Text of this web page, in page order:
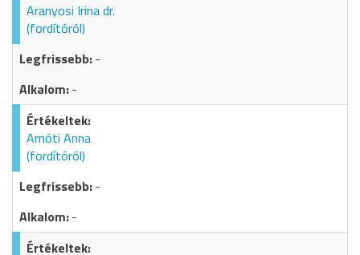
Aranyosi Irina dr.
(fordítóról)
-
-
Arnóti Anna
(fordítóról)
-
-